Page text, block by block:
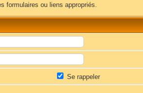
formulaires ou liens appropriés.
Se rappeler